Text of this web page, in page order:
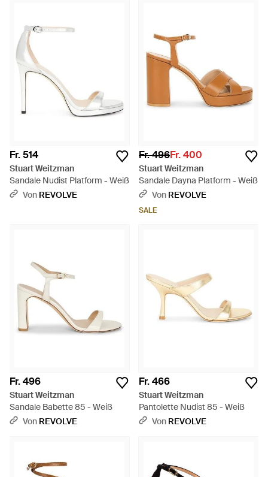
Fr. 514
Stuart Weitzman
Sandale Nudist Platform - Weiß
Von REVOLVE
Fr. 496Fr. 400
Stuart Weitzman
Sandale Dayna Platform - Weiß
Von REVOLVE
SALE
Fr. 496
Stuart Weitzman
Sandale Babette 85 - Weiß
Von REVOLVE
Fr. 466
Stuart Weitzman
Pantolette Nudist 85 - Weiß
Von REVOLVE